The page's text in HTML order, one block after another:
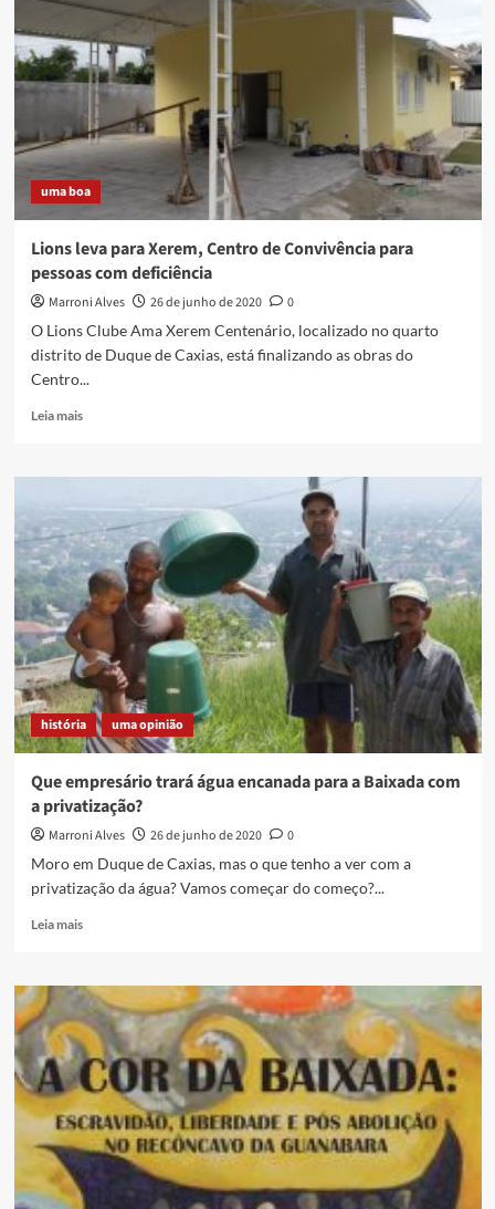
PRA
SEMPRE
uma boa
Lions leva para Xerem, Centro de Convivência para
pessoas com deficiência
Marroni Alves 26 de junho de 2020
0
O Lions Clube Ama Xerem Centenário, localizado no quarto
distrito de Duque de Caxias, está finalizando as obras do
Centro...
Leia maisRead
Lions
Xerem,
Centro
de
Convivência
para
pessoas
com
deficiência
história uma opinião
Que empresário trará água encanada para a Baixada com
a privatização?
Marroni Alves 26 de junho de 2020
0
Moro em Duque de Caxias, mas o que tenho a ver com a
privatização da água? Vamos começar do começo?...
Leia maisRead
Que
empresário
trará
água
encanada
para
a
Baixada
com
privatização?